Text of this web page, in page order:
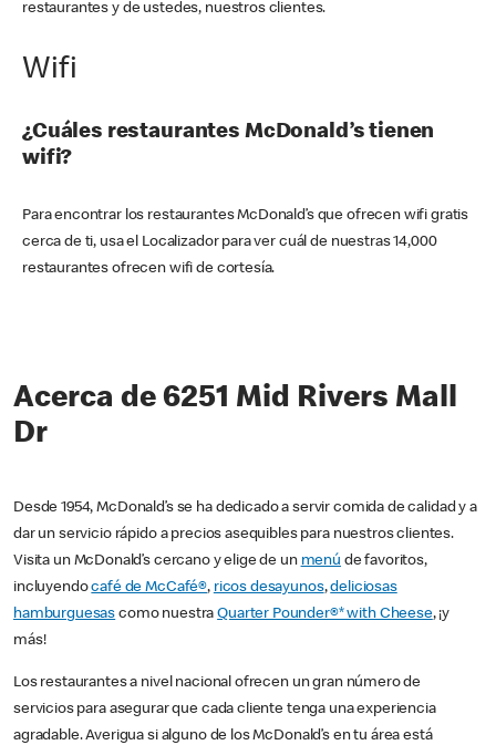
restaurantes y de ustedes, nuestros clientes.
Wifi
¿Cuáles restaurantes McDonald’s tienen
wifi?
Para encontrar los restaurantes McDonald’s que ofrecen wifi gratis
cerca de ti, usa el Localizador para ver cuál de nuestras 14,000
restaurantes ofrecen wifi de cortesía.
Acerca de 6251 Mid Rivers Mall
Dr
Desde 1954, McDonald’s se ha dedicado a servir comida de calidad y a
dar un servicio rápido a precios asequibles para nuestros clientes.
Visita un McDonald’s cercano y elige de un menú de favoritos,
incluyendocafé de McCafé®, ricos desayunos,deliciosas
hamburguesas como nuestraQuarter Pounder®* with Cheese, ¡y
más!
Los restaurantes a nivel nacional ofrecen un gran número de
servicios para asegurar que cada cliente tenga una experiencia
agradable. Averigua si alguno de los McDonald’s en tu área está